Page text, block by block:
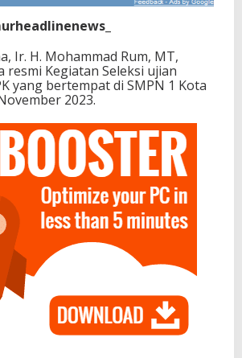
Ir. H. Mohammad Rum, MT,
resmi Kegiatan Seleksi ujian
yang bertempat di SMPN 1 Kota
2023.